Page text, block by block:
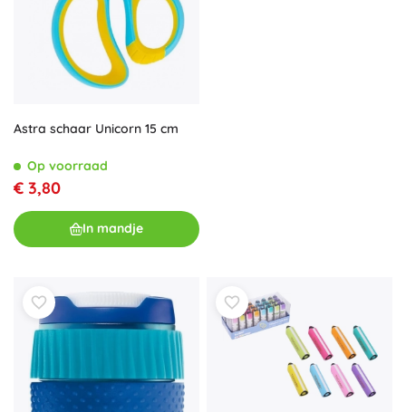
Astra schaar Unicorn 15 cm
Op voorraad
€ 3,80
In mandje